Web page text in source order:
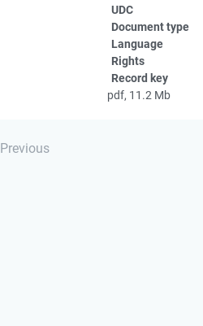
UDC
Document type
Language
Rights
Record key
pdf, 11.2 Mb
Previous